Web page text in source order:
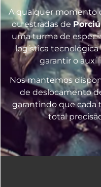
A qualquer momento
ou estradas de
uma turma de
logística tecnológica
garantir o
Nos mantemos
de deslocamento
garantindo que cada
total